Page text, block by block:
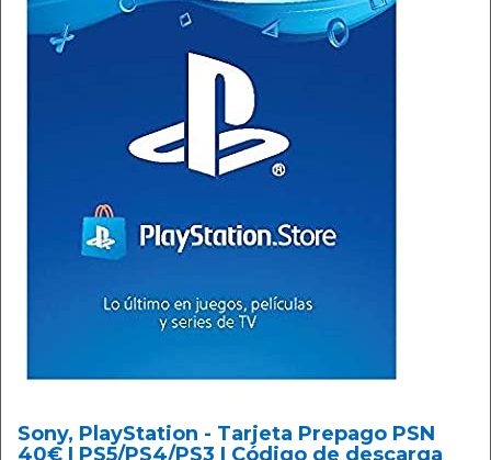
Sony, PlayStation - Tarjeta Prepago PSN
40€ | PS5/PS4/PS3 | Código de descarga